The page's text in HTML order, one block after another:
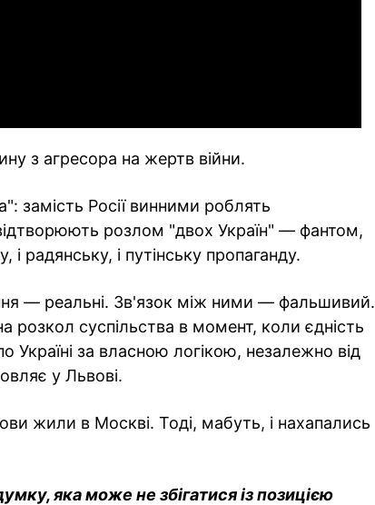
з агресора на жертв війни.
замість Росії винними роблять
розлом "двох Україн" — фантом,
і радянську, і путінську пропаганду.
— реальні. Зв'язок між ними — фальшивий.
розкол суспільства в момент, коли єдність
Україні за власною логікою, незалежно від
у Львові.
жили в Москві. Тоді, мабуть, і нахапались
яка може не збігатися із позицією